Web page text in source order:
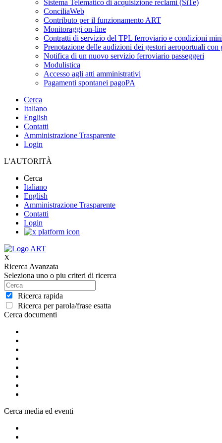
Sistema Telematico di acquisizione reclami (SiTe)
ConciliaWeb
Contributo per il funzionamento ART
Monitoraggi on-line
Contratti di servizio del TPL ferroviario e condizioni
Prenotazione delle audizioni dei gestori aeroportuali con
Notifica di un nuovo servizio ferroviario passeggeri
Modulistica
Accesso agli atti amministrativi
Pagamenti spontanei pagoPA
Cerca
Italiano
English
Contatti
Amministrazione Trasparente
Login
L'AUTORITÀ
Cerca
Italiano
English
Amministrazione Trasparente
Contatti
Login
X
Ricerca Avanzata
Seleziona uno o piu criteri di ricerca
Ricerca rapida
Ricerca per parola/frase esatta
Cerca documenti
Cerca media ed eventi